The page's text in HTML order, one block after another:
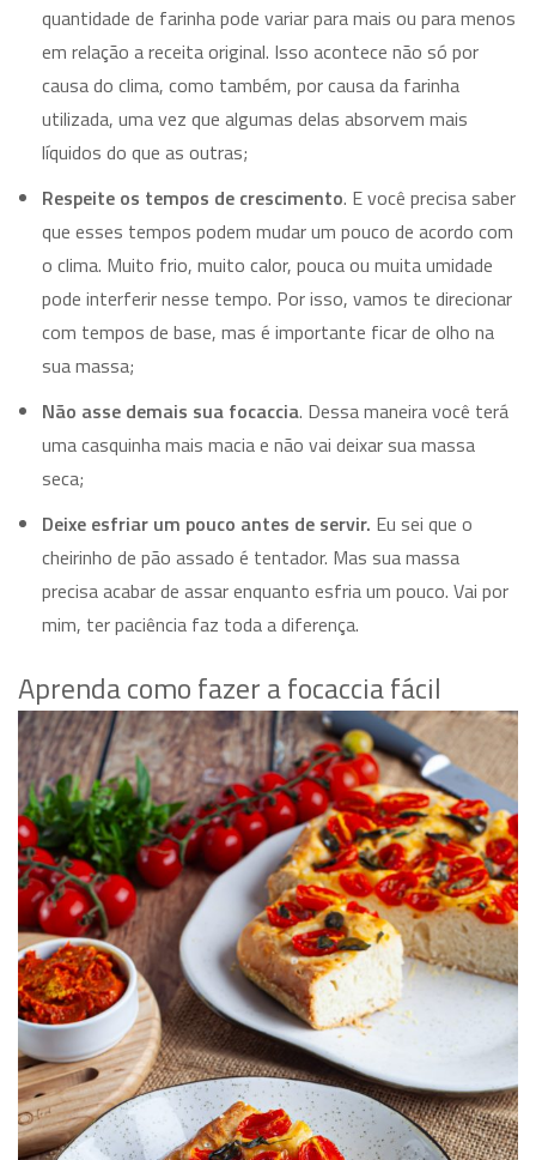
quantidade de farinha pode variar para mais ou para menos
em relação a receita original. Isso acontece não só por
causa do clima, como também, por causa da farinha
utilizada, uma vez que algumas delas absorvem mais
líquidos do que as outras;
Respeite os tempos de crescimento. E você precisa saber
que esses tempos podem mudar um pouco de acordo com
o clima. Muito frio, muito calor, pouca ou muita umidade
pode interferir nesse tempo. Por isso, vamos te direcionar
com tempos de base, mas é importante ficar de olho na
sua massa;
Não asse demais sua focaccia. Dessa maneira você terá
uma casquinha mais macia e não vai deixar sua massa
seca;
Deixe esfriar um pouco antes de servir. Eu sei que o
cheirinho de pão assado é tentador. Mas sua massa
precisa acabar de assar enquanto esfria um pouco. Vai por
mim, ter paciência faz toda a diferença.
Aprenda como fazer a focaccia fácil